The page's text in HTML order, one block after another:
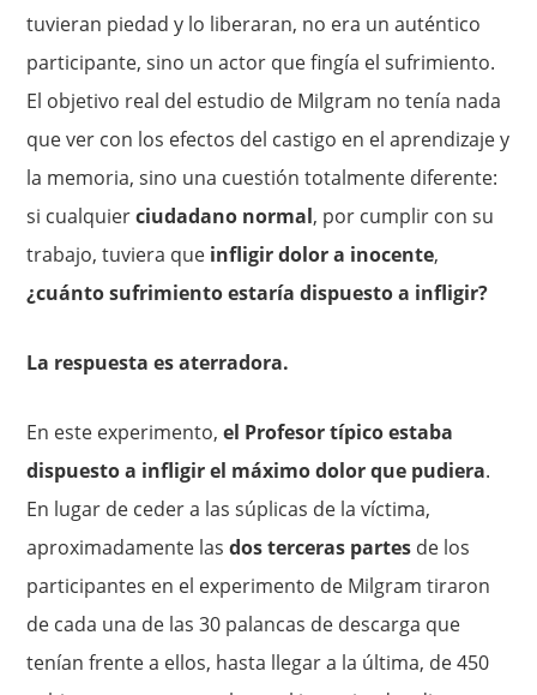
tuvieran piedad y lo liberaran, no era un auténtico
participante, sino un actor que fingía el sufrimiento.
El objetivo real del estudio de Milgram no tenía nada
que ver con los efectos del castigo en el aprendizaje y
la memoria, sino una cuestión totalmente diferente:
si cualquierciudadano normal, por cumplir con su
trabajo, tuviera que infligir dolor a inocente,
¿cuánto sufrimiento estaría dispuesto a infligir?
La respuesta es aterradora.
En este experimento,el Profesor típico estaba
dispuesto a infligir el máximo dolor que pudiera.
En lugar de ceder a las súplicas de la víctima,
aproximadamente lasdos terceras partes de los
participantes en el experimento de Milgram tiraron
de cada una de las 30 palancas de descarga que
tenían frente a ellos, hasta llegar a la última, de 450